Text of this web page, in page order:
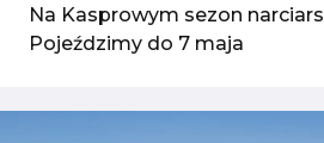
Na Kasprowym sezon
Pojeździmy do 7 maja